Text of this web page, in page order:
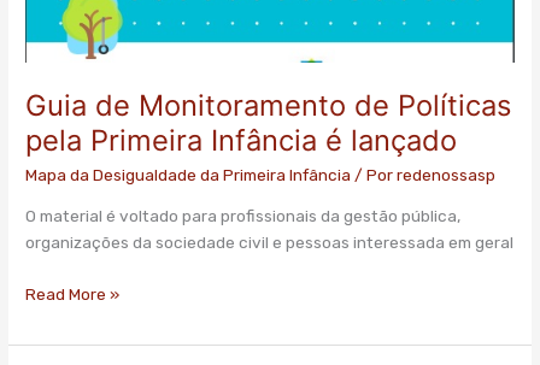
Guia de Monitoramento de Políticas
pela Primeira Infância é lançado
Mapa da Desigualdade da Primeira Infância / Porredenossasp
O material é voltado para profissionais da gestão pública,
organizações da sociedade civil e pessoas interessada em geral
Read More »